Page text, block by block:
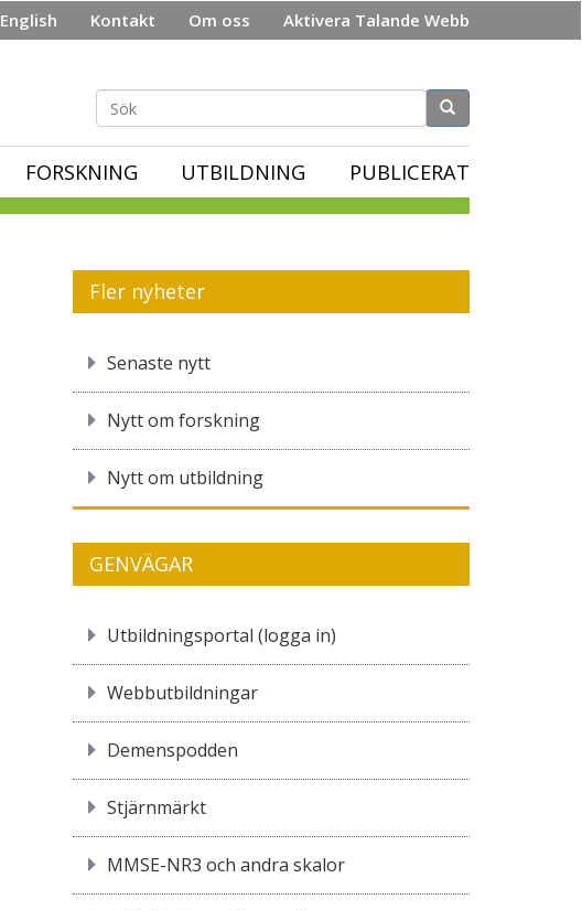
English Kontakt Om oss Aktivera Talande Webb
Sökformulär
FORSKNING UTBILDNING PUBLICERAT
Fler nyheter
Senaste nytt
Nytt om forskning
Nytt om utbildning
GENVÄGAR
Utbildningsportal (logga in)
Webbutbildningar
Demenspodden
Stjärnmärkt
MMSE-NR3 och andra skalor